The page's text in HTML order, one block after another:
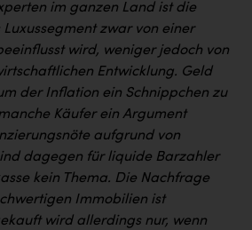
im ganzen Land ist die
Luxussegment zwar von einer
wird, weniger jedoch von
Entwicklung. Geld
der Inflation ein Schnippchen zu
Käufer ein Argument
aufgrund von
dagegen für liquide Barzahler
kein Thema. Die Nachfrage
Immobilien ist
wird allerdings nur, wenn